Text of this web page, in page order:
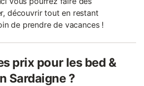
découvrir tout en restant
de prendre de vacances !
prix pour les bed &
Sardaigne ?